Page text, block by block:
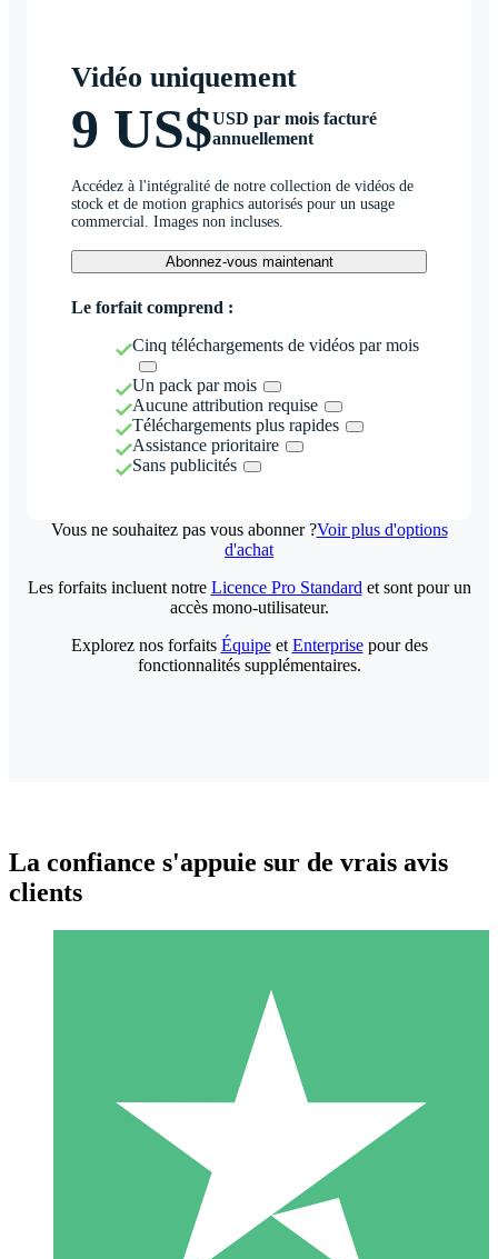
Vidéo uniquement
9 US$USD par mois facturé
annuellement
Accédez à l'intégralité de notre collection de vidéos de
stock et de motion graphics autorisés pour un usage
commercial. Images non incluses.
Abonnez-vous maintenant
Le forfait comprend :
Cinq téléchargements de vidéos par mois
Un pack par mois
Aucune attribution requise
Téléchargements plus rapides
Assistance prioritaire
Sans publicités
Vous ne souhaitez pas vous abonner ?Voir plus d'options
d'achat
Packs de Crédits Individuels
Payez à l'utilisation avec des crédits de téléchargement. Sans
1 Téléchargement
10 00
Les forfaits incluent notre Licence Pro Standard et sont pour un
accès mono-utilisateur.
Explorez nos forfaits Équipeet Enterprisepour des
fonctionnalités supplémentaires.
La confiance s'appuie sur de vrais avis
clients